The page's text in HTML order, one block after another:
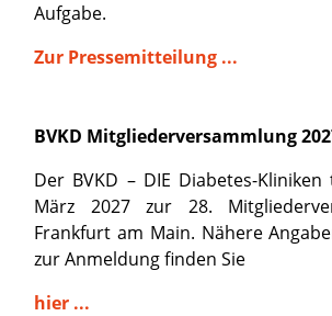
Aufgabe.
Zur Pressemitteilung ...
BVKD Mitgliederversammlung
Der BVKD – DIE Diabetes-
März 2027 zur 28.
Frankfurt am Main. Nähere
zur Anmeldung finden Sie
hier ...